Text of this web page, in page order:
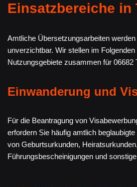
Einsatzbereiche in
Amtliche Übersetzungsarbeiten
unverzichtbar. Wir stellen im
Nutzungsgebiete zusammen für 06682
Einwanderung und
Für die Beantragung von
erfordern Sie häufig amtlich
von Geburtsurkunden, Heiratsurkunden,
Führungsbescheinigungen und